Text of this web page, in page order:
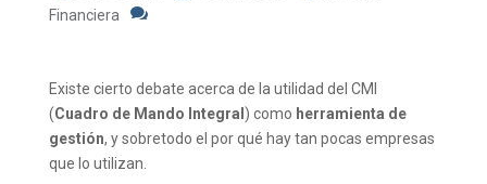
Financiera
Existe cierto debate acerca de la utilidad del CMI
(Cuadro de Mando Integral ) como herramienta de
gestión, y sobretodo el por qué hay tan pocas empresas
que lo utilizan.